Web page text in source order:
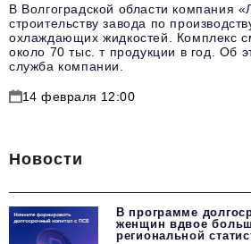
В Волгоградской области компания
строительству завода по
охлаждающих жидкостей. Комплекс
около 70 тыс. т продукции в год. Об
служба компании.
14 февраля 12:00
Новости
В программе
женщин вдвое
региональной